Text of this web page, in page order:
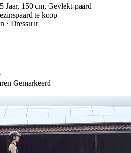
Jaar, 150 cm, Gevlekt-paard
te koop
· Dressuur
Gemarkeerd